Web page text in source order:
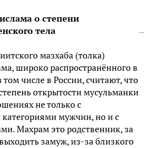
о степени
тела
мазхаба (толка)
широко распространённого в
том числе в России, считают, что
открытости мусульманки
не только с
мужчин, но и с
Махрам это родственник, за
замуж, из-за близкого